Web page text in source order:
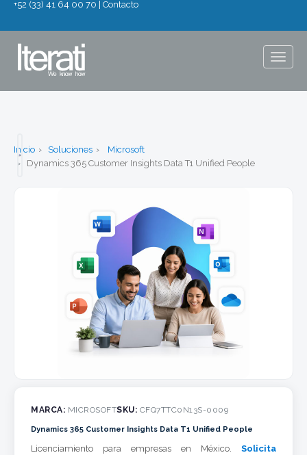
+52 (33) 41 64 00 70 Contacto
Inicio Soluciones
Microsoft
Dynamics 365 Customer Insights Data T1 Unified People
MARCA: MICROSOFTSKU: CFQ7TTC0N13S-0009
Dynamics 365 Customer Insights Data T1 Unified People
Licenciamiento para empresas en México. Solicita